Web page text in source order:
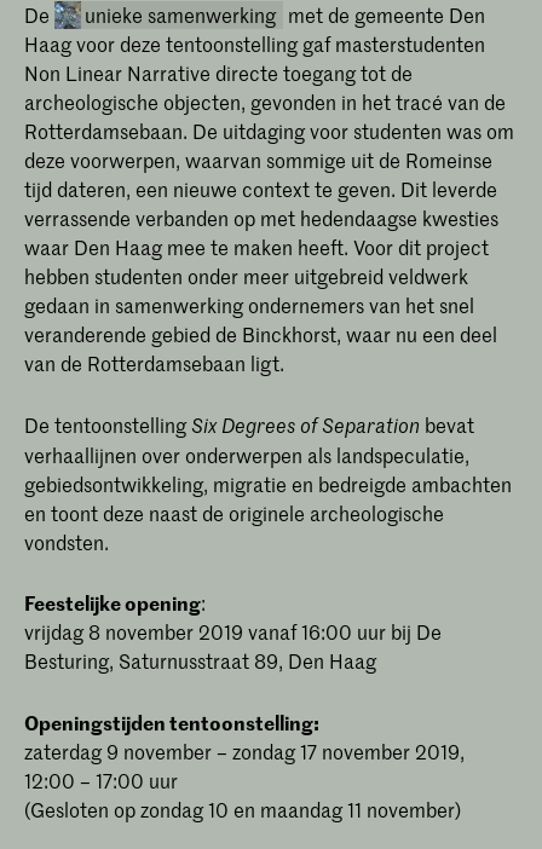
De unieke samenwerking
NLN x Rotterdamsebaan - Six
Degrees of Separation
Master Non Linear Narrative
collaborates with the Rotterdamsebaan
and the Archaeology Department of
The Hague in a project of creating
met de gemeente Den
Haag voor deze tentoonstelling gaf masterstudenten
Non Linear Narrative directe toegang tot de
archeologische objecten, gevonden in het tracé van de
Rotterdamsebaan. De uitdaging voor studenten was om
deze voorwerpen, waarvan sommige uit de Romeinse
tijd dateren, een nieuwe context te geven. Dit leverde
verrassende verbanden op met hedendaagse kwesties
waar Den Haag mee te maken heeft. Voor dit project
hebben studenten onder meer uitgebreid veldwerk
gedaan in samenwerking ondernemers van het snel
veranderende gebied de Binckhorst, waar nu een deel
van de Rotterdamsebaan ligt.
De tentoonstellingSix Degrees of Separation bevat
verhaallijnen over onderwerpen als landspeculatie,
gebiedsontwikkeling, migratie en bedreigde ambachten
en toont deze naast de originele archeologische
vondsten.
Feestelijke opening:
vrijdag 8 november 2019 vanaf 16:00 uur bij De
Besturing, Saturnusstraat 89, Den Haag
Openingstijden tentoonstelling:
zaterdag 9 november – zondag 17 november 2019,
12:00 – 17:00 uur
(Gesloten op zondag 10 en maandag 11 november)